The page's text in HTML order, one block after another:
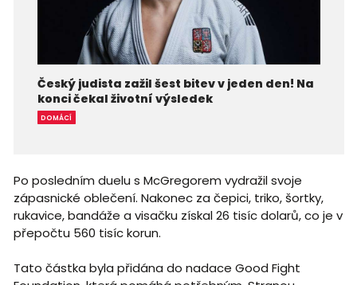
Český judista zažil šest bitev v jeden den! Na
konci čekal životní výsledek
DOMÁCÍ
Po posledním duelu s McGregorem vydražil svoje
zápasnické oblečení. Nakonec za čepici, triko, šortky,
rukavice, bandáže a visačku získal 26 tisíc dolarů, co je v
přepočtu 560 tisíc korun.
Tato částka byla přidána do nadace Good Fight